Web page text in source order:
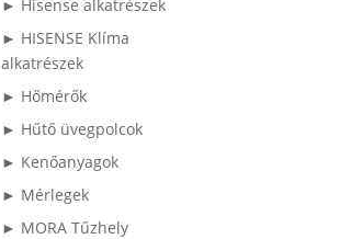
► Hisense alkatrészek
► HISENSE Klíma
alkatrészek
► Hőmérők
► Hűtő üvegpolcok
► Kenőanyagok
► Mérlegek
► MORA Tűzhely